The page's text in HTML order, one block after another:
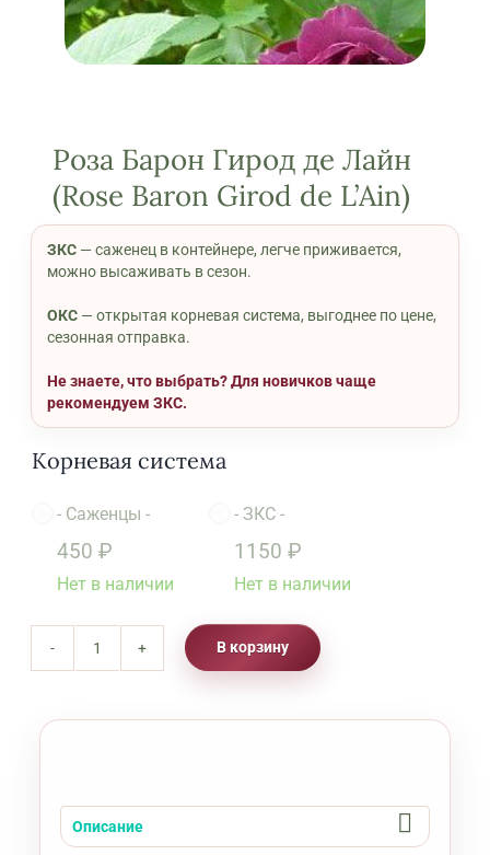
Роза Барон Гирод де Лайн
(Rose Baron Girod de L’Ain)
ЗКС — саженец в контейнере, легче приживается,
можно высаживать в сезон.
ОКС — открытая корневая система, выгоднее по цене,
сезонная отправка.
Не знаете, что выбрать? Для новичков чаще
рекомендуем ЗКС.
Корневая система
- Саженцы -
450 ₽
Нет в наличии
- ЗКС -
1150 ₽
Нет в наличии
Количество
Роза
де
Лайн
В корзину
Описание